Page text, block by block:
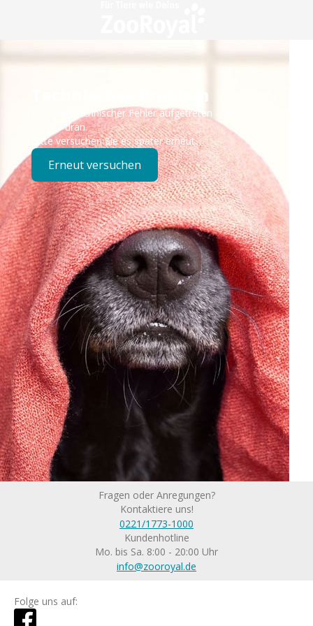
Technisches Problem
Es ist ein technischer Fehler aufgetreten – wir sind
bereits dran.
Bitte versuchen Sie es später erneut.
Erneut versuchen
Fragen oder Anregungen?
Kontaktiere uns!
0221/1773-1000
Kundenhotline
Mo. bis Sa. 8:00 - 20:00 Uhr
info@zooroyal.de
Folge uns auf: